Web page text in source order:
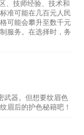
、技师经验、技术和
准可能在几百元人民
可能会攀升至数千元
服务。在选择时，务
武器。但想要纹眉色
眉后的护色秘籍吧！